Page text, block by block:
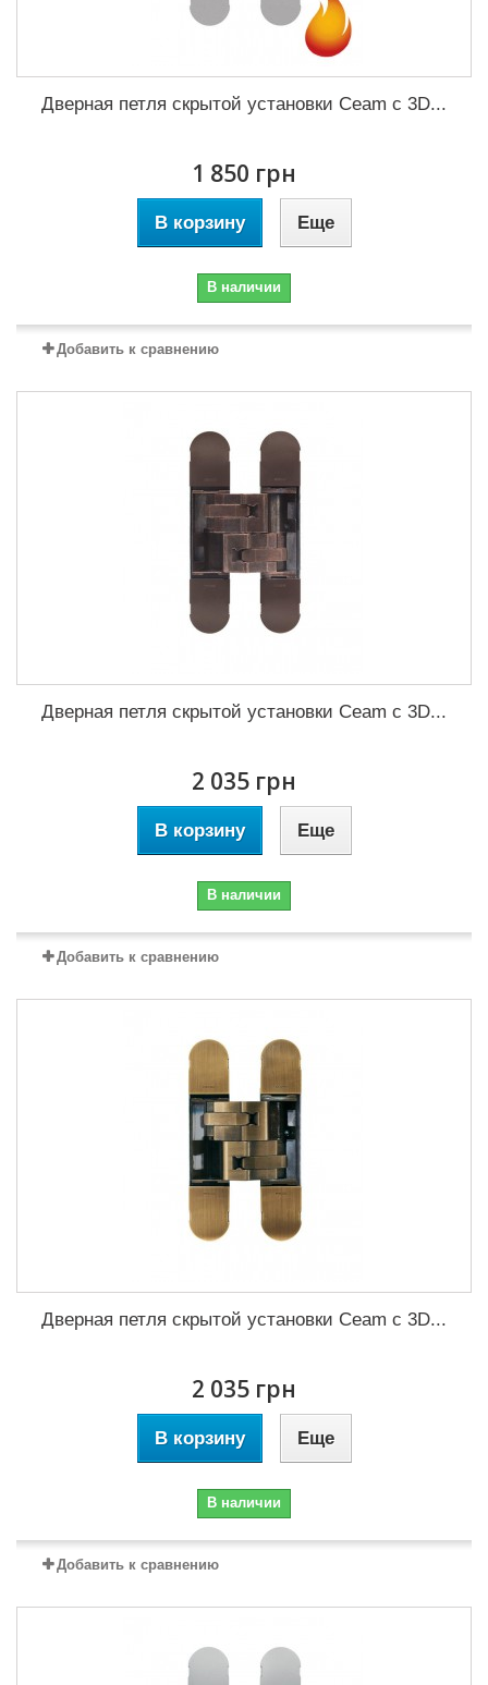
Дверная петля скрытой установки Ceam с 3D...
1 850 грн
В корзину Еще
В наличии
Добавить к сравнению
Дверная петля скрытой установки Ceam с 3D...
2 035 грн
В корзину Еще
В наличии
Добавить к сравнению
Дверная петля скрытой установки Ceam с 3D...
2 035 грн
В корзину Еще
В наличии
Добавить к сравнению